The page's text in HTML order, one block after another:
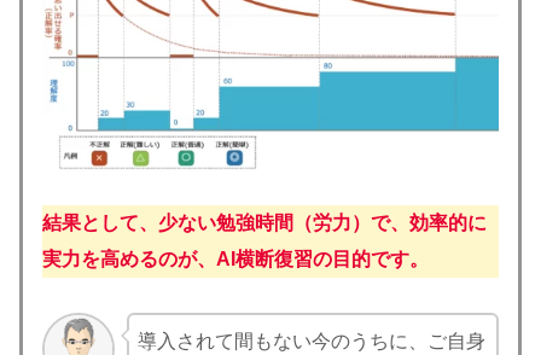
結果として、少ない勉強時間（労力）で、効率的に
実力を高めるのが、AI横断復習の目的です。
導入されて間もない今のうちに、ご自身